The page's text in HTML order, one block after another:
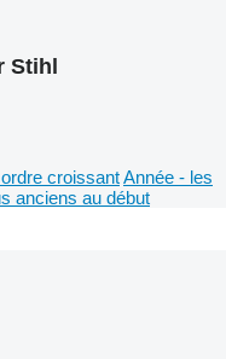
Stihl
croissantAnnée - les
anciens au début